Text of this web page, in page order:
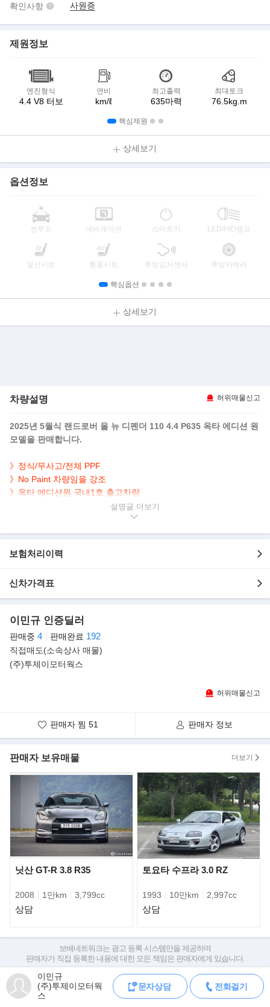
확인사항
사원증
제원정보
엔진형식
4.4 V8 터보
연비
km/ℓ
최고출력
635마력
최대토크
76.5kg.m
핵심제원
상세보기
옵션정보
썬루프 네비게이션 스마트키 LED/HID램프
열선시트 통풍시트 후방감지센서 후방카메라
핵심옵션
상세보기
차량설명 허위매물신고
2025년 5월식 랜드로버 올 뉴 디펜더 110 4.4 P635 옥타 에디션 원
모델을 판매합니다.
》정식/무사고/전체 PPF
》No Paint 차량임을 강조
》옥타 에디션원 국내1호 출고차량
》옥타 전용 페인트 카르파티안 그레이 컬러 적용
》MHEV 시스템, 635마력 V8 터보 디펜더 역사상 가장 강력한 퍼포
먼스
▶본 차량상태..
- 전체 PPF
- 무사고 운행
- 짧은 주행거리 보유
- 진회색 바디+블랙 시트
- 깔끔하게 관리된 내/외관 보유
- 635마력 4.4L V8 터보 온∙오프로드 퍼포먼스 마스터
JLR코리아가 2025 데스티네이션 디펜더를 통해 강력한 퍼포먼스
국내 공식 출시했다고 밝혔다. 새 차는 디펜더의 전통을 계승하면서
도 현대적 감각으로 완성한 온로드 및
오프로드 퍼포먼스 마스터다.
핵심인 동력계는 4.4ℓ V8 트윈 터보 마일드 하이브리드 가솔린 엔진
을 탑재해 최고출력 635마력, 최대토크
설명글
보험처리이력
신차가격표
이민규 인증딜러
판매중 4 판매완료 192
직접매도(소속상사 매물)
(주)투제이모터웍스
허위매물신고
판매자 찜 51 판매자 정보
판매자 보유매물 더보기
닛산 GT-R 3.8 R35
2008 1만km 3,799cc
상담
토요타 수프라 3.0 RZ
1993 10만km 2,997cc
상담
이민규
(주)투제이모터웍
스
문자상담 전화걸기
보배네트워크는 광고 등록 시스템만을 제공하며
판매자가 직접 등록한 내용에 대한 모든 책임은 판매자에게 있습니다.
차량 구매 시 차량등록증, 성능점검기록부, 실제 차량 상태,
차대번호 조회로 직접 정보를 확인하세요.
차대번호는 등록증과 성능지에 나와있으며